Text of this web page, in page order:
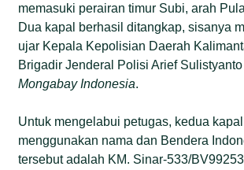
memasuki perairan timur Subi, arah
Dua kapal berhasil ditangkap, sisanya
ujar Kepala Kepolisian Daerah
Brigadir Jenderal Polisi Arief
Mongabay Indonesia.
Untuk mengelabui petugas, kedua
menggunakan nama dan Bendera
tersebut adalah KM. Sinar-533/